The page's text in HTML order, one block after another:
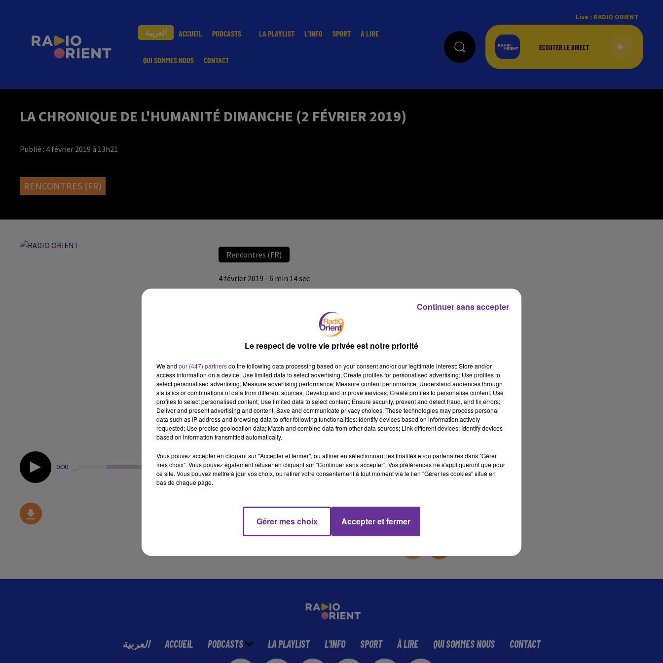
العربية ACCUEIL PODCASTS LA PLAYLIST L'INFO SPORT À LIRE
QUI SOMMES NOUS CONTACT
Live : RADIO ORIENT
LA CHRONIQUE DE L'HUMANITÉ DIMANCHE (2 FÉVRIER 2019)
Publié : 4 février 2019 à 13h21
RENCONTRES (FR)
Rencontres (FR)
4 février 2019 - 6 min 14 sec
Rencontres (FR)
Le Hyaric
0:00 6 min 14 sec
العربية ACCUEIL PODCASTS LA PLAYLIST L'INFO SPORT À LIRE QUI SOMMES NOUS CONTACT
Le respect de votre vie privée est notre priorité
We and our (447) partnersdo the following data processing based on your consent and/or our legitimate interest: Store and/or
access information on a device; Use limited data to select advertising; Create profiles for personalised advertising; Use profiles to
select personalised advertising; Measure advertising performance; Measure content performance; Understand audiences through
statistics or combinations of data from different sources; Develop and improve services; Create profiles to personalise content; Use
profiles to select personalised content; Use limited data to select content; Ensure security, prevent and detect fraud, and fix errors;
Deliver and present advertising and content; Save and communicate privacy choices. These technologies may process personal
data such as IP address and browsing data to offer following functionalities: Identify devices based on information actively
requested; Use precise geolocation data; Match and combine data from other data sources; Link different devices; Identify devices
based on information transmitted automatically.
Vous pouvez accepter en cliquant sur "Accepter et fermer", ou affiner en sélectionnant les finalités et/ou partenaires dans "Gérer
mes choix". Vous pouvez également refuser en cliquant sur "Continuer sans accepter". Vos préférences ne s'appliqueront que pour
ce site. Vous pouvez mettre à jour vos choix, ou retirer votre consentement à tout moment via le lien "Gérer les cookies" situé en
bas de chaque page.
Gérer mes choix Accepter et fermer
Continuer sans accepter